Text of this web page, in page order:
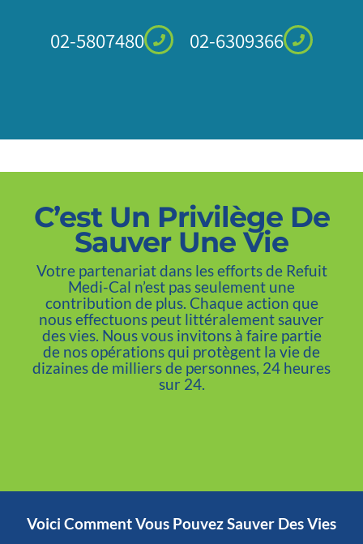
02-5807480 02-6309366
C’est Un Privilège De
Sauver Une Vie
Votre partenariat dans les efforts de Refuit
Medi-Cal n’est pas seulement une
contribution de plus. Chaque action que
nous effectuons peut littéralement sauver
des vies. Nous vous invitons à faire partie
de nos opérations qui protègent la vie de
dizaines de milliers de personnes, 24 heures
sur 24.
Voici Comment Vous Pouvez Sauver Des Vies